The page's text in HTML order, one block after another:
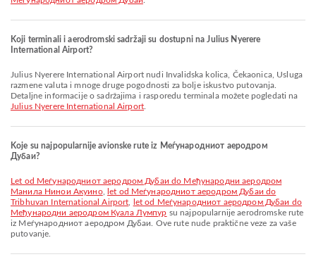
Koji terminali i aerodromski sadržaji su dostupni na Julius Nyerere
International Airport?
Julius Nyerere International Airport nudi Invalidska kolica, Čekaonica, Usluga
razmene valuta i mnoge druge pogodnosti za bolje iskustvo putovanja.
Detaljne informacije o sadržajima i rasporedu terminala možete pogledati na
Julius Nyerere International Airport
Koje su najpopularnije avionske rute iz Меѓународниот аеродром
Дубаи?
let od Меѓународниот аеродром Дубаи do Међународни аеродром
Манила Нинои Акуино,
let od Меѓународниот аеродром Дубаи do
Tribhuvan International Airport
let od Меѓународниот аеродром Дубаи do
Међународни аеродром Куала Лумпур su najpopularnije aerodromske rute
iz Меѓународниот аеродром Дубаи. Ove rute nude praktične veze za vaše
putovanje.